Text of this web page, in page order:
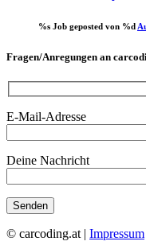
%s Job geposted von %d
Fragen/Anregungen an
E-Mail-Adresse
Deine Nachricht
© carcoding.at | Impressum